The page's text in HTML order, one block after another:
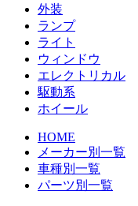
外装
ランプ
ライト
ウィンドウ
エレクトリカル
駆動系
ホイール
HOME
メーカー別一覧
車種別一覧
パーツ別一覧